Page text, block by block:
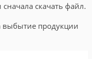
скачать файл.
выбытие продукции